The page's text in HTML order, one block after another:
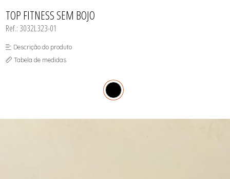
TOP FITNESS SEM BOJO
Ref.: 3032L323-01
Descrição do produto
Tabela de medidas